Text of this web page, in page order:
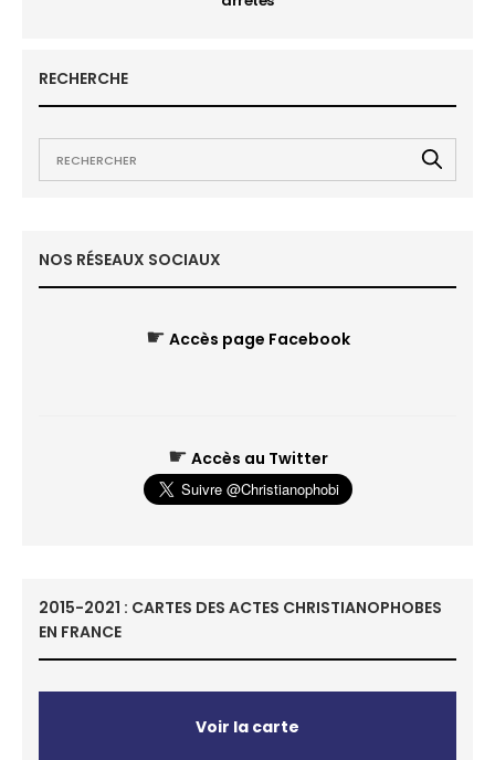
RECHERCHE
NOS RÉSEAUX SOCIAUX
☛ Accès page Facebook
☛ Accès au Twitter
2015-2021 : CARTES DES ACTES CHRISTIANOPHOBES
EN FRANCE
Voir la carte